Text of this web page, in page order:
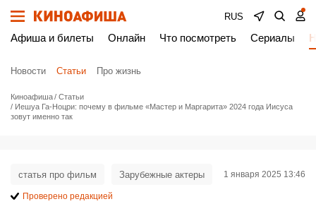
RUS
Афиша и билеты Онлайн Что посмотреть Сериалы
Новости Статьи Про жизнь
Киноафиша
Статьи
Иешуа Га-Ноцри: почему в фильме «Мастер и Маргарита» 2024 года Иисуса
зовут именно так
статья про фильм Зарубежные актеры 1 января 2025 13:46
Проверено редакцией